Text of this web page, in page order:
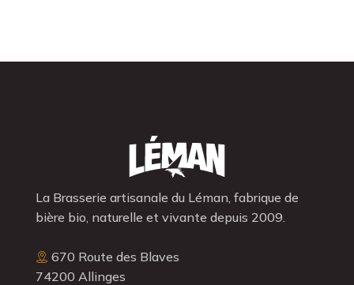
La Brasserie artisanale du Léman, fabrique de
bière bio, naturelle et vivante depuis 2009.
670 Route des Blaves
74200 Allinges